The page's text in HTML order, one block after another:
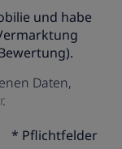
und habe
Daten,
.
* Pflichtfelder